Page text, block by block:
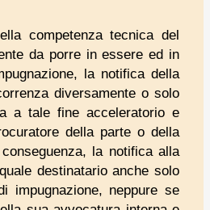
competenza tecnica del
da porre in essere ed in
la notifica della
diversamente o solo
a tale fine acceleratorio e
della parte o della
la notifica alla
destinatario anche solo
neppure se